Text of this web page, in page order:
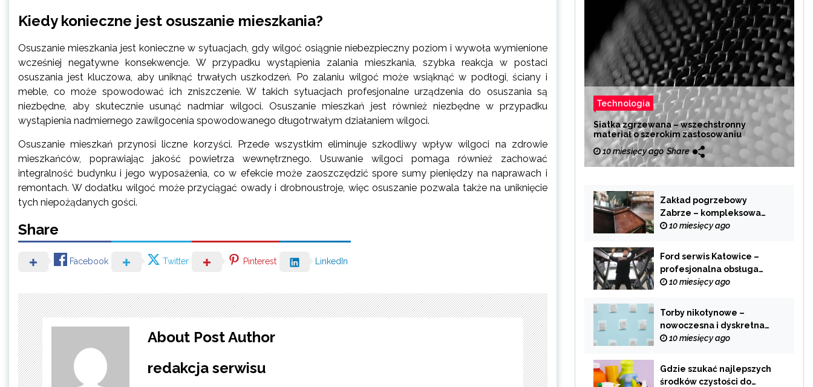
Kiedy konieczne jest osuszanie mieszkania?
Osuszanie mieszkania jest konieczne w sytuacjach, gdy wilgoć osiągnie niebezpieczny poziom i wywoła wymienione
wcześniej negatywne konsekwencje. W przypadku wystąpienia zalania mieszkania, szybka reakcja w postaci
osuszania jest kluczowa, aby uniknąć trwałych uszkodzeń. Po zalaniu wilgoć może wsiąknąć w podłogi, ściany i
meble, co może spowodować ich zniszczenie. W takich sytuacjach profesjonalne urządzenia do osuszania są
niezbędne, aby skutecznie usunąć nadmiar wilgoci. Osuszanie mieszkań jest również niezbędne w przypadku
wystąpienia nadmiernego zawilgocenia spowodowanego długotrwałym działaniem wilgoci.
Osuszanie mieszkań przynosi liczne korzyści. Przede wszystkim eliminuje szkodliwy wpływ wilgoci na zdrowie
mieszkańców, poprawiając jakość powietrza wewnętrznego. Usuwanie wilgoci pomaga również zachować
integralność budynku i jego wyposażenia, co w efekcie może zaoszczędzić spore sumy pieniędzy na naprawach i
remontach. W dodatku wilgoć może przyciągać owady i drobnoustroje, więc osuszanie pozwala także na uniknięcie
tych niepożądanych gości.
Share
Facebook Twitter Pinterest LinkedIn
About Post Author
redakcja serwisu
Technologia
Siatka zgrzewana – wszechstronny
materiał o szerokim zastosowaniu
10 miesięcy ago Share
Zakład pogrzebowy
Zabrze – kompleksowa
pomoc w trudnych
10 miesięcy ago
Ford serwis Katowice –
profesjonalna obsługa
Twojego samochodu
10 miesięcy ago
Torby nikotynowe –
nowoczesna i dyskretna
alternatywa dla
10 miesięcy ago
Gdzie szukać najlepszych
środków czystości do